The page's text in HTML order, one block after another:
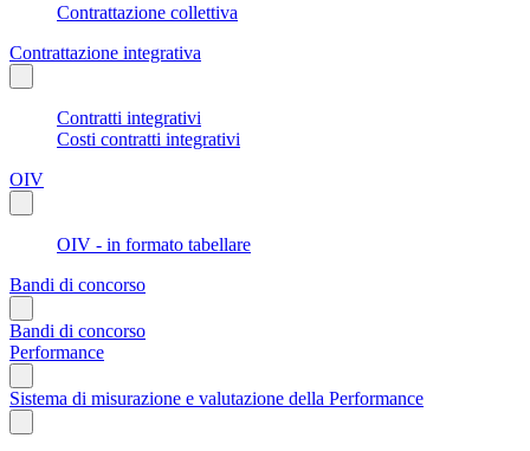
Contrattazione collettiva
Contrattazione integrativa
Contratti integrativi
Costi contratti integrativi
OIV
OIV - in formato tabellare
Bandi di concorso
Bandi di concorso
Performance
Sistema di misurazione e valutazione della Performance